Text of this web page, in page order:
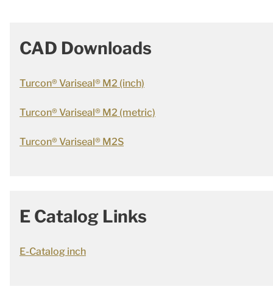
CAD Downloads
Turcon® Variseal® M2 (inch)
Turcon® Variseal® M2 (metric)
Turcon® Variseal® M2S
E Catalog Links
E-Catalog inch